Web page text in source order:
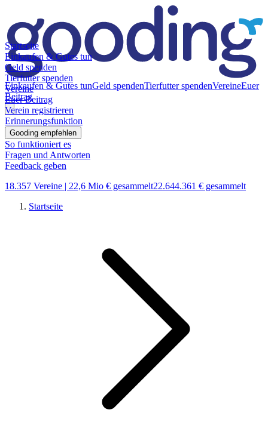
Einkaufen & Gutes tunGeld spendenTierfutter spendenVereineEuer
Beitrag
Startseite
Einkaufen & Gutes tun
Geld spenden
Tierfutter spenden
Vereine
Euer Beitrag
Verein registrieren
Erinnerungsfunktion
Gooding empfehlen
So funktioniert es
Fragen und Antworten
Feedback geben
18.357 Vereine | 22,6 Mio € gesammelt22.644.361 € gesammelt
Startseite